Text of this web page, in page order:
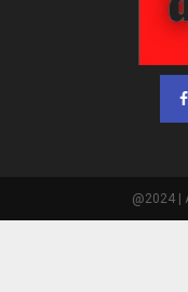
@2024 |